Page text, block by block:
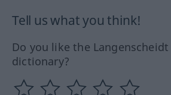
Tell us what you think!
Do you like the
dictionary?